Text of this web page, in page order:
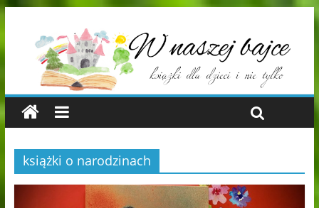
książki o narodzinach